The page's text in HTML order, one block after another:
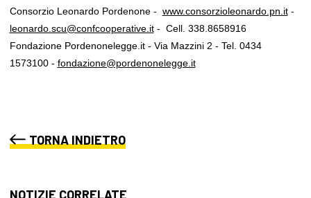
Consorzio Leonardo Pordenone - www.consorzioleonardo.pn.it-
leonardo.scu@confcooperative.it- Cell. 338.8658916
Fondazione Pordenonelegge.it - Via Mazzini 2 - Tel. 0434
1573100 - fondazione@pordenonelegge.it
TORNA INDIETRO
NOTIZIE CORRELATE